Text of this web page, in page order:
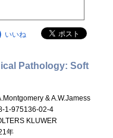
いいね
Pathology: Soft
& A.W.Jamess
1-975136-02-4
KLUWER
年